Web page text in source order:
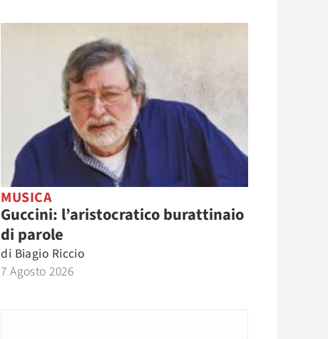
MUSICA
Guccini: l’aristocratico burattinaio
di parole
di Biagio Riccio
7 Agosto 2026